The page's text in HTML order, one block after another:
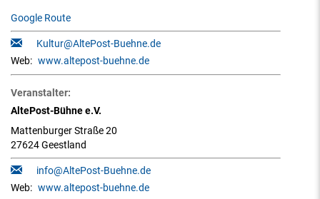
Google Route
Kultur@AltePost-Buehne.de
Web: www.altepost-buehne.de
Veranstalter:
AltePost-Bühne e.V.
Mattenburger Straße 20
27624 Geestland
info@AltePost-Buehne.de
Web: www.altepost-buehne.de